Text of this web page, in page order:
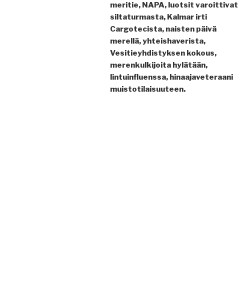
meritie, NAPA, luotsit varoittivat
siltaturmasta, Kalmar irti
Cargotecista, naisten päivä
merellä, yhteishaverista,
Vesitieyhdistyksen kokous,
merenkulkijoita hylätään,
lintuinfluenssa, hinaajaveteraani
muistotilaisuuteen.